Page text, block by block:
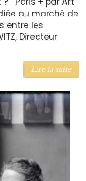
au marché de
entre les
Directeur
Lire la suite